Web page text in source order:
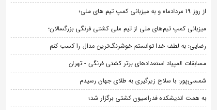
از روز 19 مردادماه و به میزبانی کمپ تیم های ملی؛
میزبانی کمپ تیم‌های ملی از تیم ملی کشتی فرنگی بزرگسالان؛
رضایی: به لطف خدا توانستم خوشرنگ‌ترین مدال را کسب کنم
مسابقات المپیاد استعدادهای برتر کشتی فرنگی - تهران
شمسی‌پور: با سلاح زیرگیری به طلای جهان رسیدم
به همت اندیشکده فدراسیون کشتی برگزار شد؛